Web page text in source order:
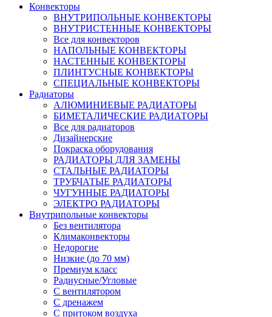
Конвекторы
ВНУТРИПОЛЬНЫЕ КОНВЕКТОРЫ
ВНУТРИСТЕННЫЕ КОНВЕКТОРЫ
Все для конвекторов
НАПОЛЬНЫЕ КОНВЕКТОРЫ
НАСТЕННЫЕ КОНВЕКТОРЫ
ПЛИНТУСНЫЕ КОНВЕКТОРЫ
СПЕЦИАЛЬНЫЕ КОНВЕКТОРЫ
Радиаторы
АЛЮМИНИЕВЫЕ РАДИАТОРЫ
БИМЕТАЛИЧЕСКИЕ РАДИАТОРЫ
Все для радиаторов
Дизайнерские
Покраска оборудования
РАДИАТОРЫ ДЛЯ ЗАМЕНЫ
СТАЛЬНЫЕ РАДИАТОРЫ
ТРУБЧАТЫЕ РАДИАТОРЫ
ЧУГУННЫЕ РАДИАТОРЫ
ЭЛЕКТРО РАДИАТОРЫ
Внутрипольные конвекторы
Без вентилятора
Климаконвекторы
Недорогие
Низкие (до 70 мм)
Премиум класс
Радиусные/Угловые
С вентилятором
С дренажем
С притоком воздуха